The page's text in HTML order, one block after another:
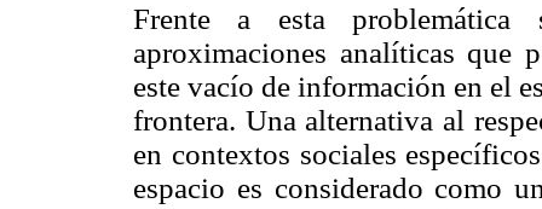
Frente a esta
aproximaciones analíticas que
este vacío de información en el
frontera. Una alternativa al
en contextos sociales
espacio es considerado como